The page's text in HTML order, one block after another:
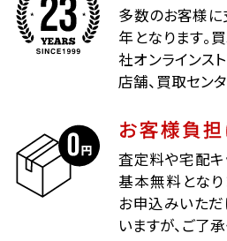
多数のお客様に
年となります。
社オンラインス
店舗、買取セン
お客様負
査定料や宅配キ
基本無料となり
お申込みいただ
いますが、ご了承